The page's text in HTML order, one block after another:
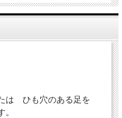
は ひも穴のある足を